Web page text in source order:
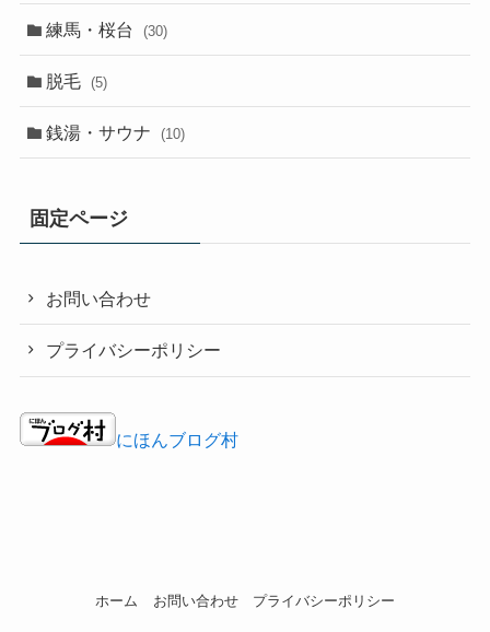
練馬・桜台 (30)
脱毛 (5)
銭湯・サウナ (10)
固定ページ
お問い合わせ
プライバシーポリシー
にほんブログ村
ホーム お問い合わせ プライバシーポリシー